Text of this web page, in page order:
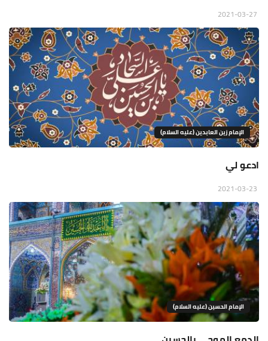
الإمام زين العابدين (عليه السلام)
ادعو لي
الإمام الحسين (عليه السلام)